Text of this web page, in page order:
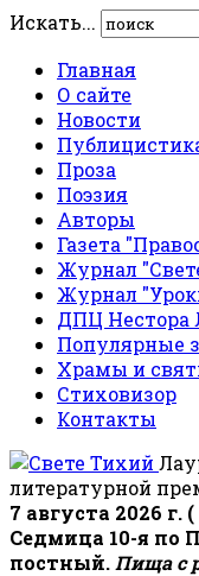
Искать...
Главная
О сайте
Новости
Проза
Поэзия
Авторы
Газета
Журнал
Журнал
ДПЦ Нестора
Популярные
Храмы и
Стиховизор
Контакты
литературной
7 августа 2026 г.
Седмица 10-я по
постный. Пища с